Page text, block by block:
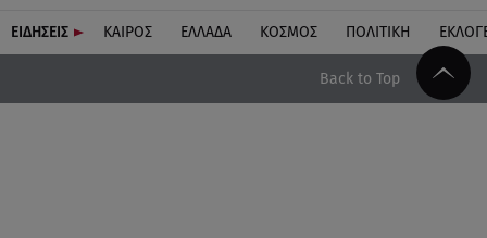
ΕΙΔΗΣΕΙΣ ΚΑΙΡΟΣ ΕΛΛΑΔΑ ΚΟΣΜΟΣ ΠΟΛΙΤΙΚΗ
Back to Top